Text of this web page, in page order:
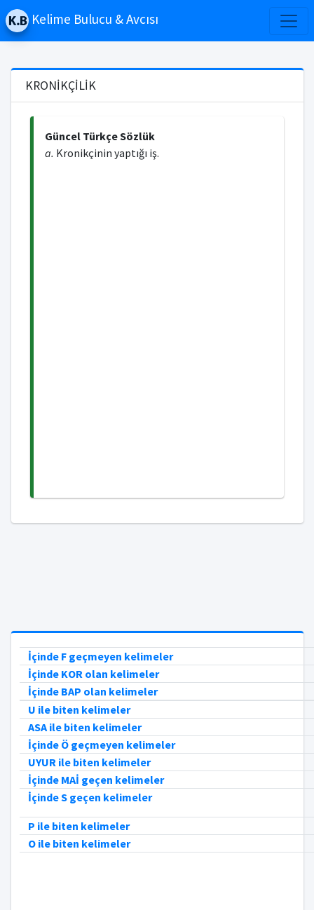
Kelime Bulucu & Avcısı
KRONİKÇİLİK
Güncel Türkçe Sözlük
a. Kronikçinin yaptığı iş.
İçinde F geçmeyen kelimeler
İçinde KOR olan kelimeler
İçinde BAP olan kelimeler
U ile biten kelimeler
ASA ile biten kelimeler
İçinde Ö geçmeyen kelimeler
UYUR ile biten kelimeler
İçinde MAİ geçen kelimeler
İçinde S geçen kelimeler
P ile biten kelimeler
O ile biten kelimeler